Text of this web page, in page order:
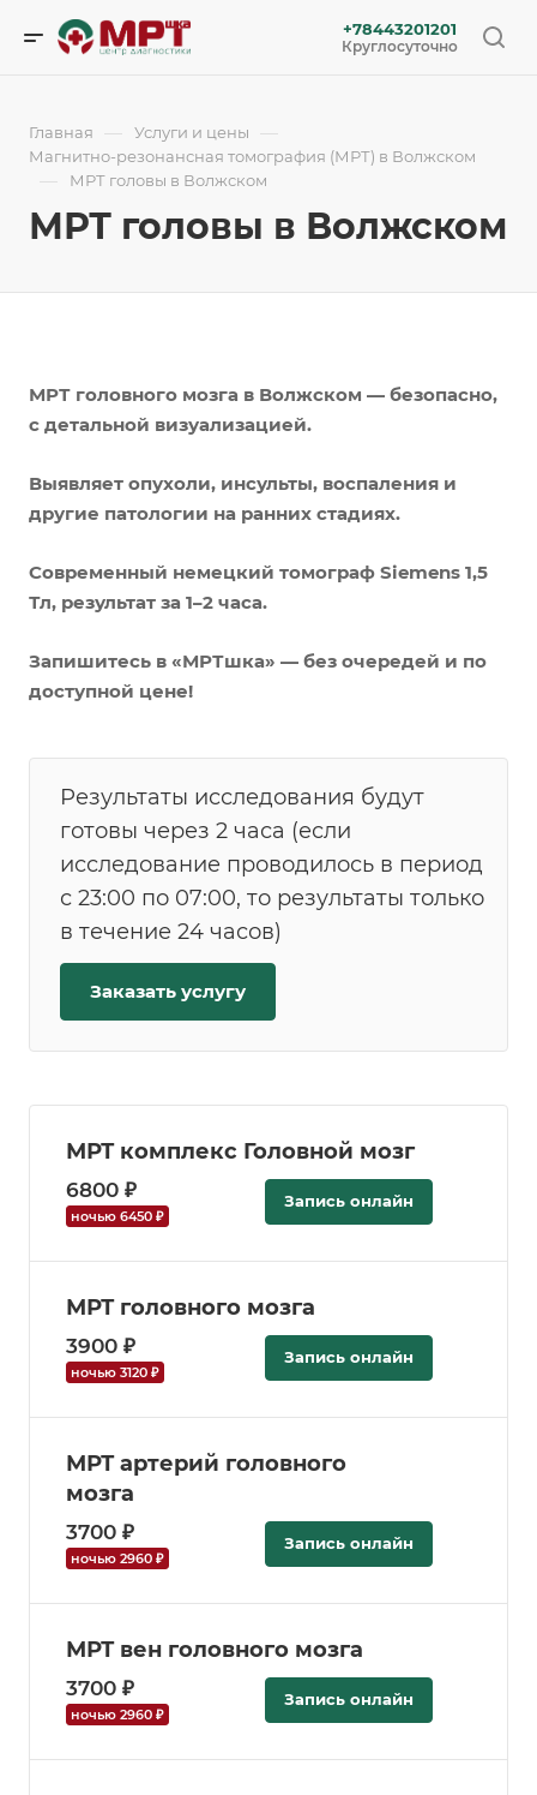
+78443201201
Круглосуточно
Главная — Услуги и цены —
Магнитно-резонансная томография (МРТ) в Волжском
— МРТ головы в Волжском
МРТ головы в Волжском
МРТ головного мозга в Волжском — безопасно,
с детальной визуализацией.
Выявляет опухоли, инсульты, воспаления и
другие патологии на ранних стадиях.
Современный немецкий томограф Siemens 1,5
Тл, результат за 1–2 часа.
Запишитесь в «МРТшка» — без очередей и по
доступной цене!
Результаты исследования будут
готовы через 2 часа (если
исследование проводилось в период
с 23:00 по 07:00, то результаты только
в течение 24 часов)
Заказать услугу
МРТ комплекс Головной мозг
6800 ₽
ночью 6450 ₽
Запись онлайн
МРТ головного мозга
3900 ₽
ночью 3120 ₽
Запись онлайн
МРТ артерий головного
мозга
3700 ₽
ночью 2960 ₽
Запись онлайн
МРТ вен головного мозга
3700 ₽
ночью 2960 ₽
Запись онлайн